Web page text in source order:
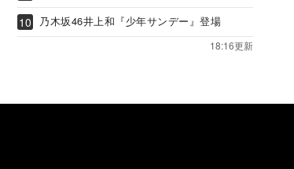
乃木坂46井上和『少年サンデー』登場
18:16更新